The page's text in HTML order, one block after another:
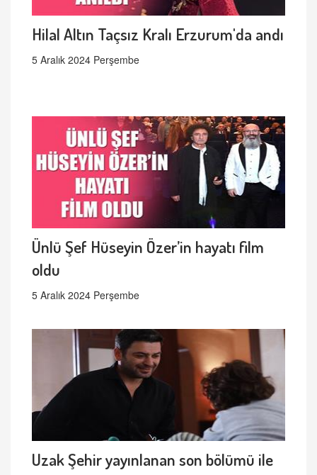
Hilal Altın Taçsız Kralı Erzurum'da andı
5 Aralık 2024 Perşembe
Ünlü Şef Hüseyin Özer’in hayatı film
oldu
5 Aralık 2024 Perşembe
Uzak Şehir yayınlanan son bölümü ile